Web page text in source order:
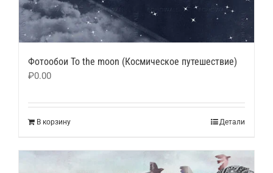
Фотообои To the moon (Космическое путешествие)
₽0.00
В корзину Детали